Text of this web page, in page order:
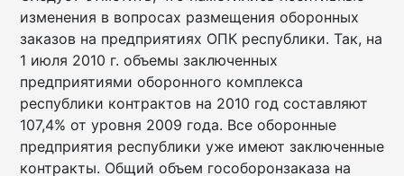
изменения в вопросах размещения оборонных
заказов на предприятиях ОПК республики. Так, на
1 июля 2010 г. объемы заключенных
предприятиями оборонного комплекса
республики контрактов на 2010 год составляют
107,4% от уровня 2009 года. Все оборонные
предприятия республики уже имеют заключенные
контракты. Общий объем гособоронзаказа на